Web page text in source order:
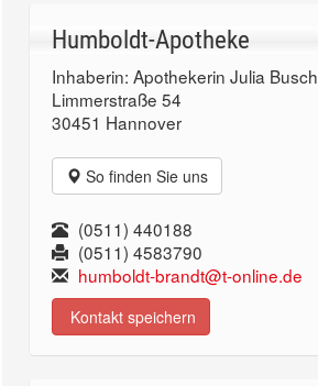
Humboldt-Apotheke
Inhaberin: Apothekerin Julia Busch
Limmerstraße 54
30451 Hannover
So finden Sie uns
(0511) 440188
(0511) 4583790
humboldt-brandt@t-online.de
Kontakt speichern